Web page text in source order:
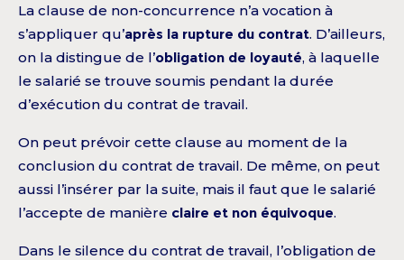
La clause de non-concurrence n’a vocation à
s’appliquer qu’après la rupture du contrat. D’ailleurs,
on la distingue de l’obligation de loyauté, à laquelle
le salarié se trouve soumis pendant la durée
d’exécution du contrat de travail.
On peut prévoir cette clause au moment de la
conclusion du contrat de travail. De même, on peut
aussi l’insérer par la suite, mais il faut que le salarié
l’accepte de manière claire et non équivoque.
Dans le silence du contrat de travail, l’obligation de